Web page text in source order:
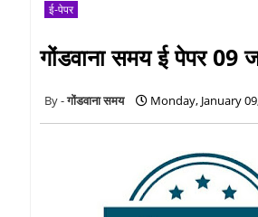
ई-पेपर
गोंडवाना समय ई पेपर 09
गोंडवाना समय Monday, January